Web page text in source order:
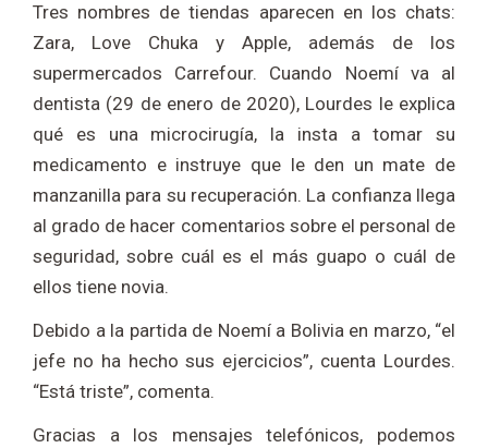
Tres nombres de tiendas aparecen en los chats:
Zara, Love Chuka y Apple, además de los
supermercados Carrefour. Cuando Noemí va al
dentista (29 de enero de 2020), Lourdes le explica
qué es una microcirugía, la insta a tomar su
medicamento e instruye que le den un mate de
manzanilla para su recuperación. La confianza llega
al grado de hacer comentarios sobre el personal de
seguridad, sobre cuál es el más guapo o cuál de
ellos tiene novia.
Debido a la partida de Noemí a Bolivia en marzo, “el
jefe no ha hecho sus ejercicios”, cuenta Lourdes.
“Está triste”, comenta.
Gracias a los mensajes telefónicos, podemos